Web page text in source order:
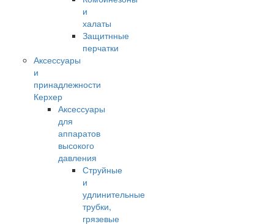
и
халаты
Защитнные
перчатки
Аксессуары
и
принадлежности
Керхер
Аксессуары
для
аппаратов
высокого
давления
Струйные
и
удлинительные
трубки,
грязевые